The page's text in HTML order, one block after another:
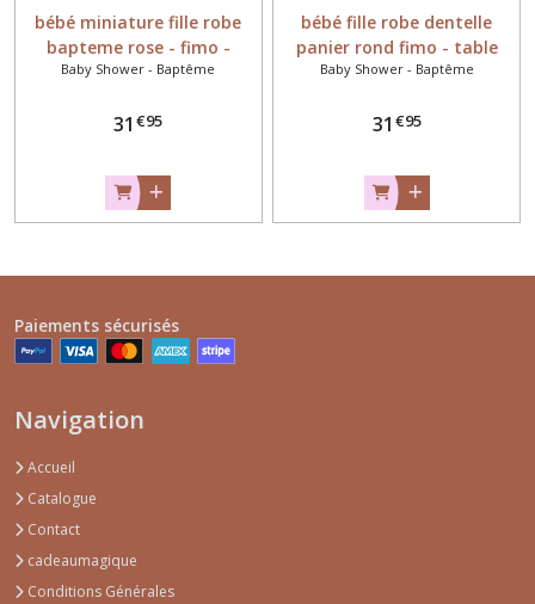
bébé miniature fille robe
bapteme rose - fimo -
cadeau naissance
Baby Shower - Baptême
31 €95
bébé fille robe dentelle
panier rond fimo - table
decorations
Baby Shower - Baptême
31 €95
Paiements sécurisés
Navigation
Accueil
Catalogue
Contact
cadeaumagique
Conditions Générales